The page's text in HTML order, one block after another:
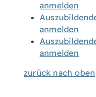
anmelden
anmelden
anmelden
zurück nach oben